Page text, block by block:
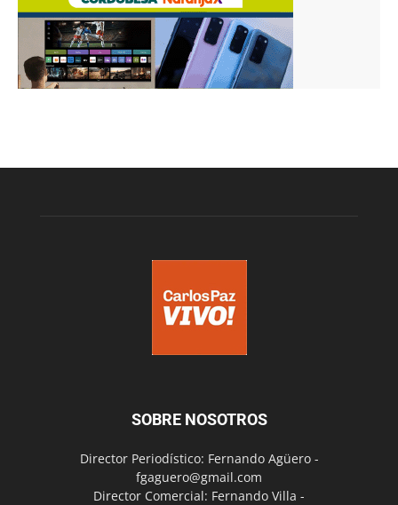
SOBRE NOSOTROS
Director Periodístico: Fernando Agüero -
fgaguero@gmail.com
Director Comercial: Fernando Villa -